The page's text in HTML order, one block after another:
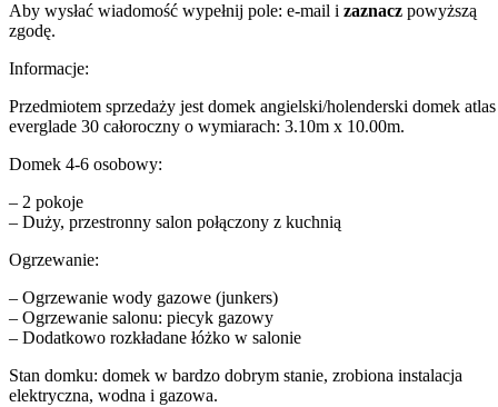
Aby wysłać wiadomość wypełnij pole: e-mail i zaznacz powyższą
zgodę.
Informacje:
Przedmiotem sprzedaży jest domek angielski/holenderski domek atlas
everglade 30 całoroczny o wymiarach: 3.10m x 10.00m.
Domek 4-6 osobowy:
– 2 pokoje
– Duży, przestronny salon połączony z kuchnią
Ogrzewanie:
– Ogrzewanie wody gazowe (junkers)
– Ogrzewanie salonu: piecyk gazowy
– Dodatkowo rozkładane łóżko w salonie
Stan domku: domek w bardzo dobrym stanie, zrobiona instalacja
elektryczna, wodna i gazowa.